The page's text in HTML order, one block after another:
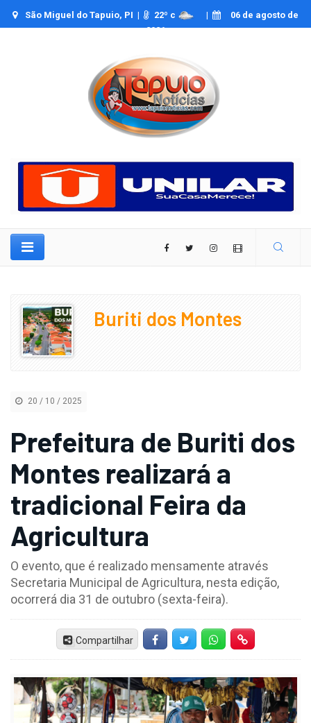
São Miguel do Tapuio, PI | 22º c |
06 de agosto de
2026
Buriti dos Montes
20 / 10 / 2025
Prefeitura de Buriti dos
Montes realizará a
tradicional Feira da
Agricultura
O evento, que é realizado mensamente através
Secretaria Municipal de Agricultura, nesta edição,
ocorrerá dia 31 de outubro (sexta-feira).
Compartilhar FacebookTwitter Whatsapp